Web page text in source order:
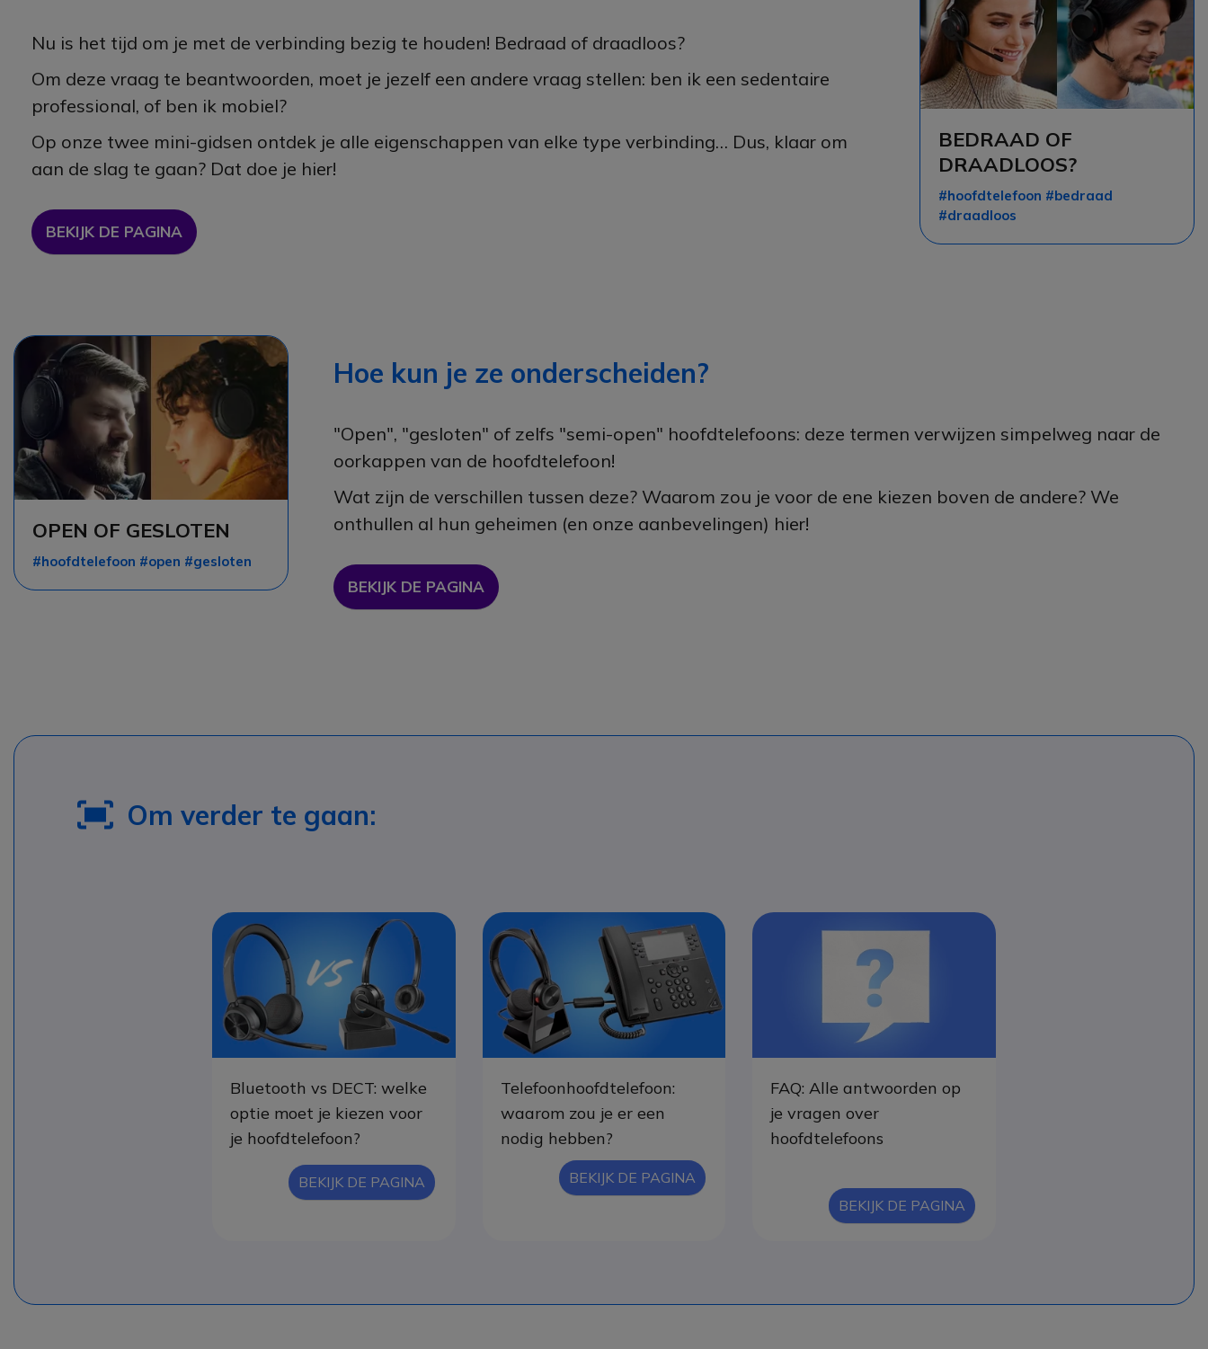
Nu is het tijd om je met de verbinding bezig te houden! Bedraad of draadloos?
Om deze vraag te beantwoorden, moet je jezelf een andere vraag stellen: ben ik een sedentaire
professional, of ben ik mobiel?
Op onze twee mini-gidsen ontdek je alle eigenschappen van elke type verbinding… Dus, klaar om
aan de slag te gaan? Dat doe je hier!
BEKIJK DE PAGINA
BEDRAAD OF
DRAADLOOS?
#hoofdtelefoon #bedraad
#draadloos
OPEN OF GESLOTEN
#hoofdtelefoon #open #gesloten
Hoe kun je ze onderscheiden?
"Open", "gesloten" of zelfs "semi-open" hoofdtelefoons: deze termen verwijzen simpelweg naar de
oorkappen van de hoofdtelefoon!
Wat zijn de verschillen tussen deze? Waarom zou je voor de ene kiezen boven de andere? We
onthullen al hun geheimen (en onze aanbevelingen) hier!
BEKIJK DE PAGINA
Om verder te gaan:
Bluetooth vs DECT: welke
optie moet je kiezen voor
je hoofdtelefoon?
BEKIJK DE PAGINA
Telefoonhoofdtelefoon:
waarom zou je er een
nodig hebben?
BEKIJK DE PAGINA
FAQ: Alle antwoorden op
je vragen over
hoofdtelefoons
BEKIJK DE PAGINA